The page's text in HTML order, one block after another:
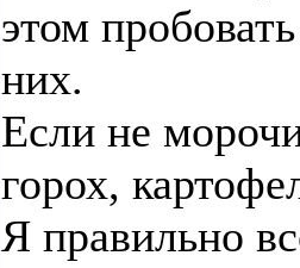
этом
них.
Если не
горох,
Я правильно